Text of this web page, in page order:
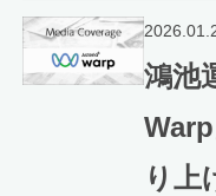
鴻池
り上